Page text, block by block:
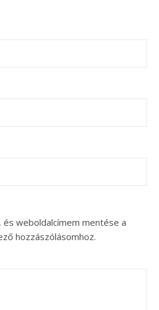
és weboldalcímem mentése a
hozzászólásomhoz.